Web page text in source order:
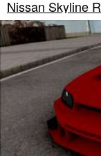
Nissan Skyline